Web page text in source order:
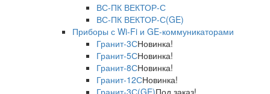
ВС-ПК ВЕКТОР-С
ВС-ПК ВЕКТОР-С(GE)
Приборы с Wi-Fi и GE-коммуникаторами
Гранит-3СНовинка!
Гранит-5СНовинка!
Гранит-8СНовинка!
Гранит-12СНовинка!